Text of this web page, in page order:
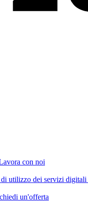
con noi
utilizzo dei servizi digitali
un'offerta